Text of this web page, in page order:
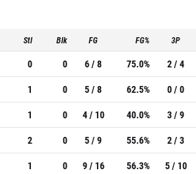
Stl Blk FG FG% 3P
0 0 6 / 8 75.0% 2 / 4
1 0 5 / 8 62.5% 0 / 0
1 0 4 / 10 40.0% 3 / 9
2 0 5 / 9 55.6% 2 / 3
1 0 9 / 16 56.3% 5 / 10